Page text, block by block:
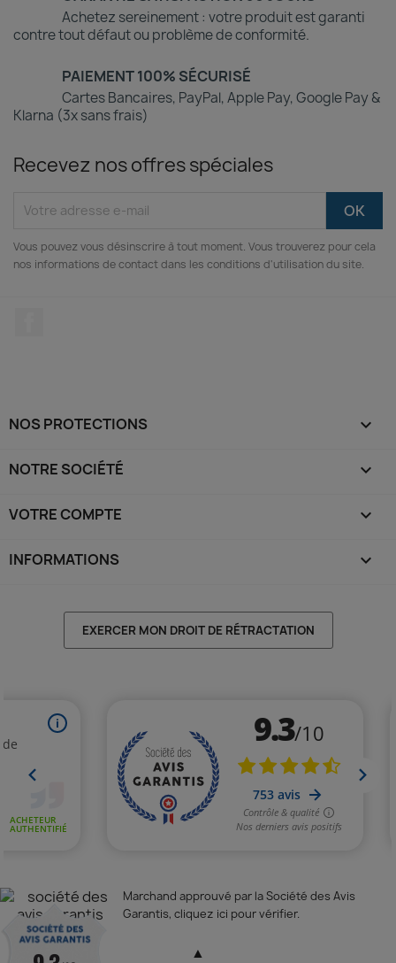
Achetez sereinement : votre produit est garanti
contre tout défaut ou problème de conformité.
PAIEMENT 100% SÉCURISÉ
Cartes Bancaires, PayPal, Apple Pay, Google Pay &
Klarna (3x sans frais)
Recevez nos offres spéciales
Vous pouvez vous désinscrire à tout moment. Vous trouverez pour cela
nos informations de contact dans les conditions d'utilisation du site.
NOS PROTECTIONS 
NOTRE SOCIÉTÉ 
VOTRE COMPTE 
INFORMATIONS keyboard_arrow_down
EXERCER MON DROIT DE RÉTRACTATION
Marchand approuvé par la Société des Avis
Garantis, cliquez ici pour vérifier.
▲